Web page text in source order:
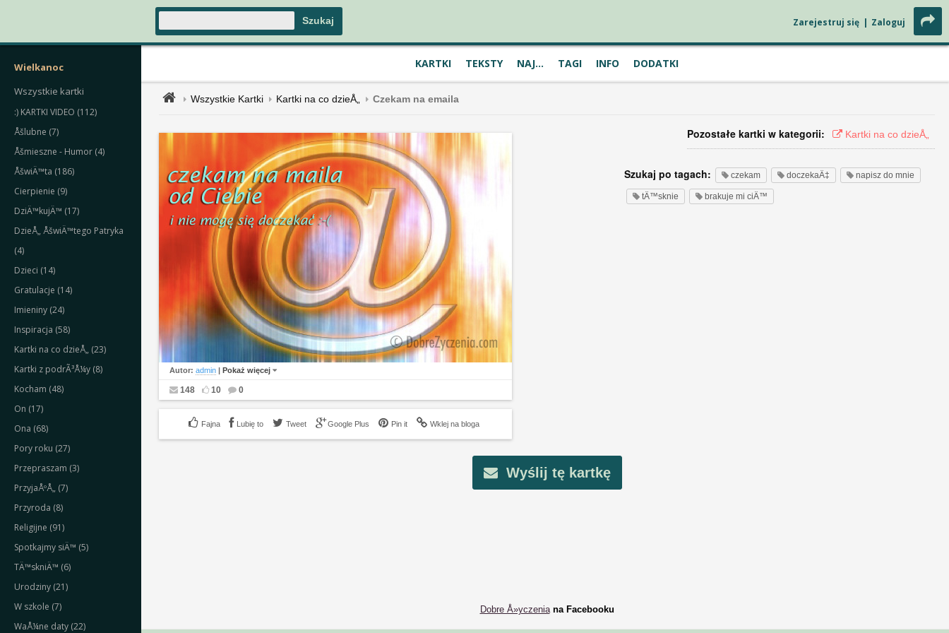
Zarejestruj się | Zaloguj
KARTKI TEKSTY NAJ... TAGI INFO DODATKI
Wielkanoc
Wszystkie kartki
:) KARTKI VIDEO (112)
Åšlubne (7)
Åšmieszne - Humor (4)
ÅšwiÄ™ta (186)
Cierpienie (9)
DziÄ™kujÄ™ (17)
DzieÅ„ ÅšwiÄ™tego Patryka
(4)
Dzieci (14)
Gratulacje (14)
Imieniny (24)
Inspiracja (58)
Kartki na co dzieÅ„ (23)
Kartki z podrÃ³Å¼y (8)
Kocham (48)
On (17)
Ona (68)
Pory roku (27)
Przepraszam (3)
PrzyjaÅºÅ„ (7)
Przyroda (8)
Religijne (91)
Spotkajmy siÄ™ (5)
TÄ™skniÄ™ (6)
Urodziny (21)
W szkole (7)
WaÅ¼ne daty (22)
Wszystkie Kartki Kartki na co dzieÅ„ Czekam na emaila
Pozostałe kartki w kategorii: Kartki na co dzieÅ„
Szukaj po tagach: czekam doczekaÄ‡ napisz do mnie
tÄ™sknie brakuje mi ciÄ™
Autor: admin | Pokaż więcej
148 10 0
Lubię to Tweet Google Plus Pin it Wklej na bloga
Wyślij tę kartkę
Dobre Å»yczeniana Facebooku